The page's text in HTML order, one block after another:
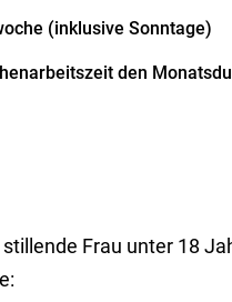
(inklusive Sonntage)
den
Frau unter 18